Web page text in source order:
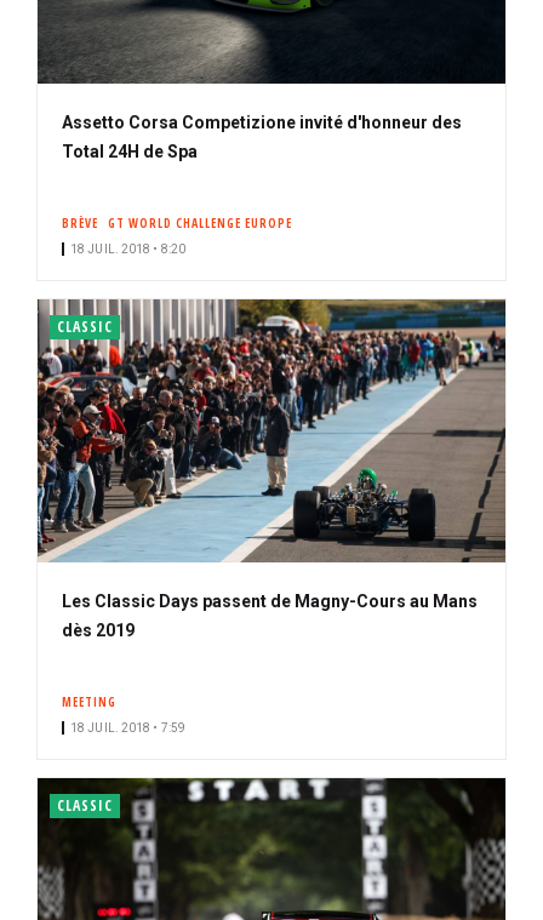
Assetto Corsa Competizione invité d'honneur des
Total 24H de Spa
BRÈVE GT WORLD CHALLENGE EUROPE
18 JUIL. 2018 • 8:20
CLASSIC
Les Classic Days passent de Magny-Cours au Mans
dès 2019
MEETING
18 JUIL. 2018 • 7:59
CLASSIC